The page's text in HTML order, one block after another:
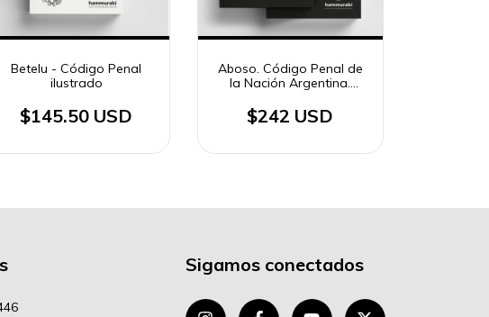
Betelu - Código Penal
ilustrado
$145.50 USD
Aboso. Código Penal de
la Nación Argentina.
con jurisprudencia
$242 USD
Sigamos conectados